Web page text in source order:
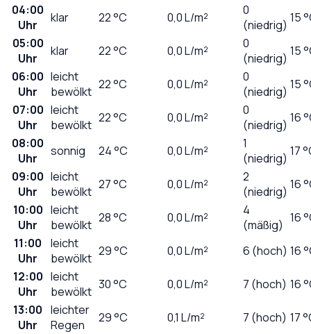
04:00
Uhr
klar 22°C 0,0L/m²
0
(niedrig) 15
05:00
Uhr
klar 22°C 0,0L/m²
0
(niedrig) 15
06:00
Uhr
leicht
bewölkt 22°C 0,0L/m²
0
(niedrig) 15
07:00
Uhr
leicht
bewölkt 22°C 0,0L/m²
0
(niedrig) 16
08:00
Uhr
sonnig 24°C 0,0L/m²
1
(niedrig) 17
09:00
Uhr
leicht
bewölkt 27°C 0,0L/m²
2
(niedrig) 16
10:00
Uhr
leicht
bewölkt 28°C 0,0L/m²
4
(mäßig) 16
11:00
Uhr
leicht
bewölkt 29°C 0,0L/m² 6 (hoch) 16
12:00
Uhr
leicht
bewölkt 30°C 0,0L/m² 7 (hoch) 16
13:00
Uhr
leichter
Regen
29°C 0,1 L/m² 7 (hoch) 17